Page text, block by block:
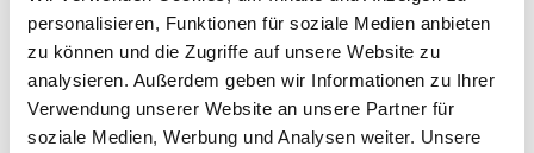
personalisieren, Funktionen für soziale Medien anbieten
zu können und die Zugriffe auf unsere Website zu
analysieren. Außerdem geben wir Informationen zu Ihrer
Verwendung unserer Website an unsere Partner für
soziale Medien, Werbung und Analysen weiter. Unsere